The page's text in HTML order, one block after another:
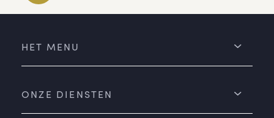
HET MENU
ONZE DIENSTEN